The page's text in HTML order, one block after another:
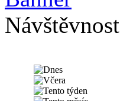
Návštěvnost